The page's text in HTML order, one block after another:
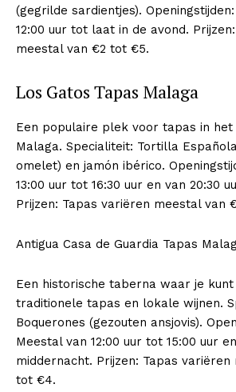
(gegrilde sardientjes).
12:00 uur tot laat in de avond.
meestal van €2 tot €5.
Los Gatos Tapas Malaga
Een populaire plek voor tapas in het
Malaga. Specialiteit: Tortilla
omelet) en jamón ibérico.
13:00 uur tot 16:30 uur en van 20:30
Prijzen: Tapas variëren meestal van
Antigua Casa de Guardia Tapas
Een historische taberna waar je kunt
traditionele tapas en lokale wijnen.
Boquerones (gezouten ansjovis).
Meestal van 12:00 uur tot 15:00 uur
middernacht. Prijzen: Tapas variëren
tot €4.